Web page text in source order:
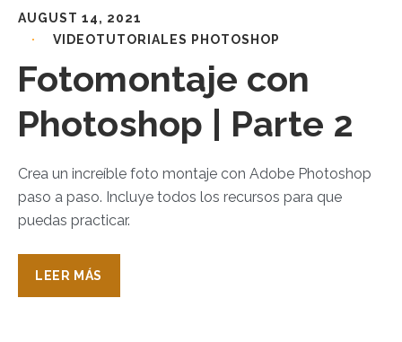
AUGUST 14, 2021
VIDEOTUTORIALES PHOTOSHOP
Fotomontaje con
Photoshop | Parte 2
Crea un increíble foto montaje con Adobe Photoshop
paso a paso. Incluye todos los recursos para que
puedas practicar.
LEER MÁS